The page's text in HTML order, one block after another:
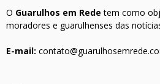
O Guarulhos em Rede tem como
moradores e guarulhenses das
E-mail: